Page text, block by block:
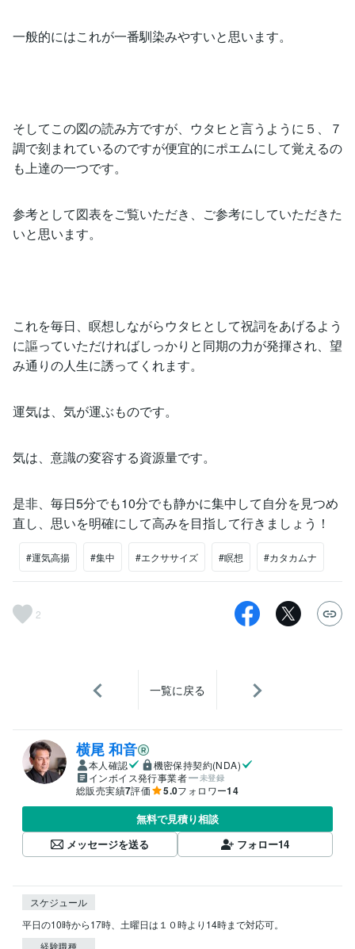
一般的にはこれが一番馴染みやすいと思います。
そしてこの図の読み方ですが、ウタヒと言うように５、７
調で刻まれているのですが便宜的にポエムにして覚えるの
も上達の一つです。
参考として図表をご覧いただき、ご参考にしていただきた
いと思います。
これを毎日、瞑想しながらウタヒとして祝詞をあげるよう
に謳っていただければしっかりと同期の力が発揮され、望
み通りの人生に誘ってくれます。
運気は、気が運ぶものです。
気は、意識の変容する資源量です。
是非、毎日5分でも10分でも静かに集中して自分を見つめ
直し、思いを明確にして高みを目指して行きましょう！
#運気高揚 #集中 #エクササイズ #瞑想 #カタカムナ
2
一覧に戻る
横尾 和音
本人確認
機密保持契約(NDA)
インボイス発行事業者
未登録
総販売実績7評価 5.0フォロワー14
無料で見積り相談
メッセージを送る
フォロー14
スケジュール
平日の10時から17時、土曜日は１０時より14時まで対応可。
経験職種